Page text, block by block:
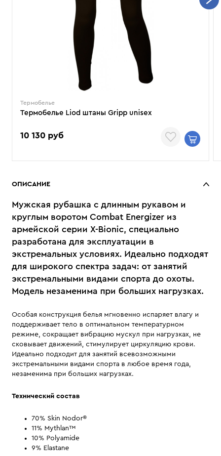
Термобелье
Термобелье Liod штаны Gripp unisex
10 130 руб
ОПИСАНИЕ
Мужская рубашка с длинным рукавом и
круглым воротом Combat Energizer из
армейской серии X-Bionic, специально
разработана для эксплуатации в
экстремальных условиях. Идеально подходят
для широкого спектра задач: от занятий
экстремальными видами спорта до охоты.
Модель незаменима при больших нагрузках.
Особая конструкция белья мгновенно испаряет влагу и
поддерживает тело в оптимальном температурном
режиме, сокращает вибрацию мускул при нагрузках, не
сковывает движений, стимулирует циркуляцию крови.
Идеально подходит для занятий всевозможными
экстремальными видами спорта в любое время года,
незаменима при больших нагрузках.
Технический состав
70% Skin Nodor®
11% Mythlan™
10% Polyamide
9% Elastane